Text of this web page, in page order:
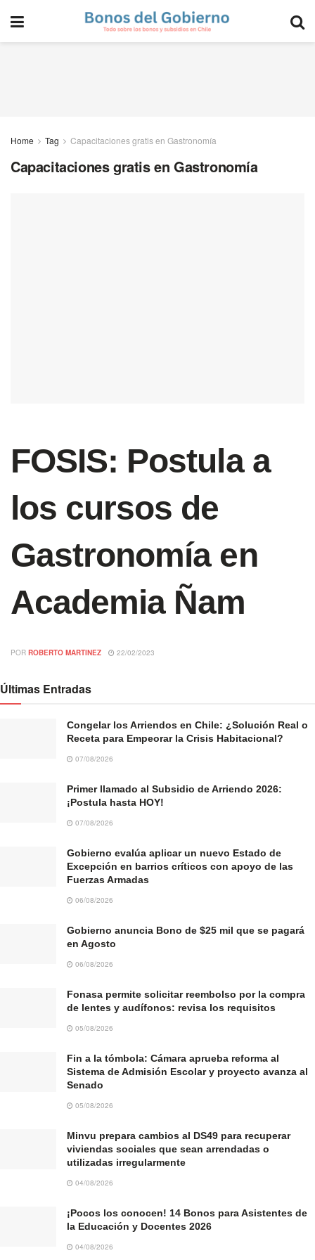
Home Tag Capacitaciones gratis en Gastronomía
Capacitaciones gratis en Gastronomía
FOSIS: Postula a
los cursos de
Gastronomía en
Academia Ñam
POR ROBERTO MARTINEZ 22/02/2023
Últimas Entradas
Congelar los Arriendos en Chile: ¿Solución Real o
Receta para Empeorar la Crisis Habitacional?
07/08/2026
Primer llamado al Subsidio de Arriendo 2026:
¡Postula hasta HOY!
07/08/2026
Gobierno evalúa aplicar un nuevo Estado de
Excepción en barrios críticos con apoyo de las
Fuerzas Armadas
06/08/2026
Gobierno anuncia Bono de $25 mil que se pagará
en Agosto
06/08/2026
Fonasa permite solicitar reembolso por la compra
de lentes y audífonos: revisa los requisitos
05/08/2026
Fin a la tómbola: Cámara aprueba reforma al
Sistema de Admisión Escolar y proyecto avanza al
Senado
05/08/2026
Minvu prepara cambios al DS49 para recuperar
viviendas sociales que sean arrendadas o
utilizadas irregularmente
04/08/2026
¡Pocos los conocen! 14 Bonos para Asistentes de
la Educación y Docentes 2026
04/08/2026